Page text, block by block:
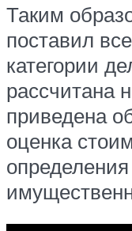
Таким
поставил
категории
рассчитана
приведена
оценка